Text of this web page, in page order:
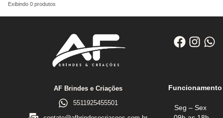
Exibindo 0 produtos
AF Brindes e Criações
5511925455501
Funcionamento
Seg – Sex